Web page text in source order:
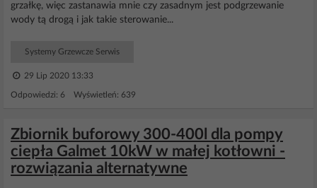
grzałkę, więc zastanawia mnie czy zasadnym jest podgrzewanie
wody tą drogą i jak takie sterowanie...
Systemy Grzewcze Serwis
29 Lip 2020 13:33
Odpowiedzi: 6 Wyświetleń: 639
Zbiornik buforowy 300-400l dla pompy
ciepła Galmet 10kW w małej kotłowni -
rozwiązania alternatywne